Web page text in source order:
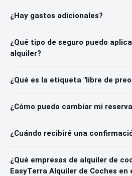
¿Hay gastos adicionales?
¿Qué tipo de seguro puedo
alquiler?
¿Qué es la etiqueta "libre de
¿Cómo puedo cambiar mi
¿Cuándo recibiré una
¿Qué empresas de alquiler de
EasyTerra Alquiler de Coches